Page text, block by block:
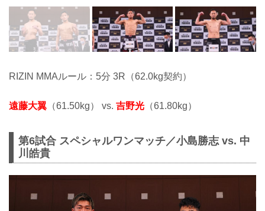
RIZIN MMAルール：5分 3R（62.0kg契約）
遠藤大翼 （61.50kg） vs. 吉野光 （61.80kg）
第6試合 スペシャルワンマッチ／小島勝志 vs. 中
川皓貴